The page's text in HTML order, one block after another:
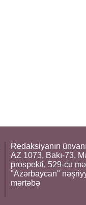
Redaksiyanın
AZ 1073, Bakı-73,
prospekti, 529-cu
"Azərbaycan"
mərtəbə